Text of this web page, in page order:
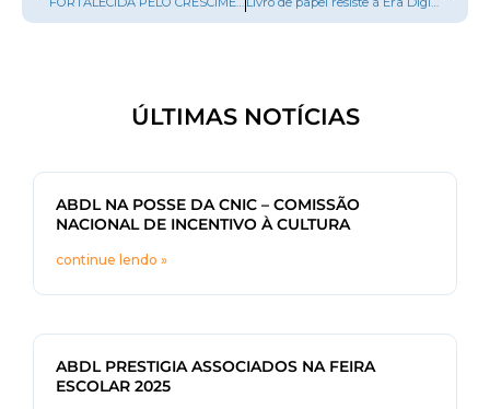
ÚLTIMAS NOTÍCIAS
ABDL NA POSSE DA CNIC – COMISSÃO
NACIONAL DE INCENTIVO À CULTURA
continue lendo »
ABDL PRESTIGIA ASSOCIADOS NA FEIRA
ESCOLAR 2025